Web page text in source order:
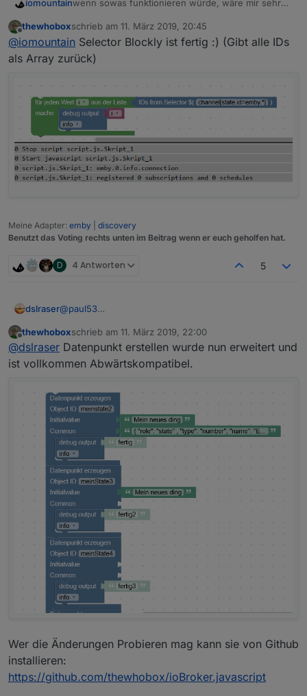
iomountainwenn sowas funktionieren würde, wäre mir sehr
Eine Liste von ID's aus dem Objektbaum mit
Offline
thewhoboxschrieb am 11. März 2019, 20:45
zuletzt editiert von
@iomountain Selector Blockly ist fertig :) (Gibt alle IDs
als Array zurück)
Meine Adapter: emby
discovery
Benutzt das Voting rechts unten im Beitrag wenn er euch geholfen hat.
D 4 Antworten 5
dslraser@paul53
ich nicht angeben. Ich muß dann also immer nochmal
da rein und zusätzliche Angaben machen bzw.
ändern.
Offline
thewhoboxschrieb am 11. März 2019, 22:00
zuletzt editiert von
@dslraser Datenpunkt erstellen wurde nun erweitert und
ist vollkommen Abwärtskompatibel.
Wer die Änderungen Probieren mag kann sie von Github
installieren:
https://github.com/thewhobox/ioBroker.javascript